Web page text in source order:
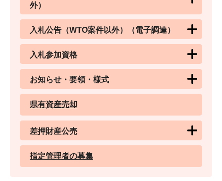
外）
入札公告（WTO案件以外）（電子調達）
入札参加資格
お知らせ・要領・様式
県有資産売却
差押財産公売
指定管理者の募集